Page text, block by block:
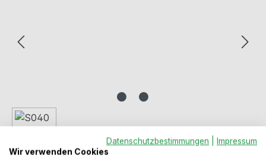
Datenschutzbestimmungen
Impressum
Wir verwenden Cookies